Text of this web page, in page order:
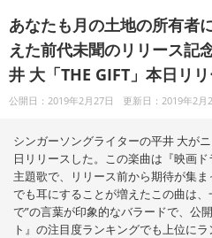
あなたも月の土地の所有者
えた前代未聞のリリース記
井 大「THE GIFT」本日リリ
公開日：2019年2月27日 更新日：2019年2月
シンガーソングライターの平井 大が
日リリースした。この楽曲は『映画
主題歌で、リリース前から期待が集
でも耳にすることが増えたこの曲は
で”の言葉が印象的なバラードで、公
ト』の注目度ランキングでも上位に